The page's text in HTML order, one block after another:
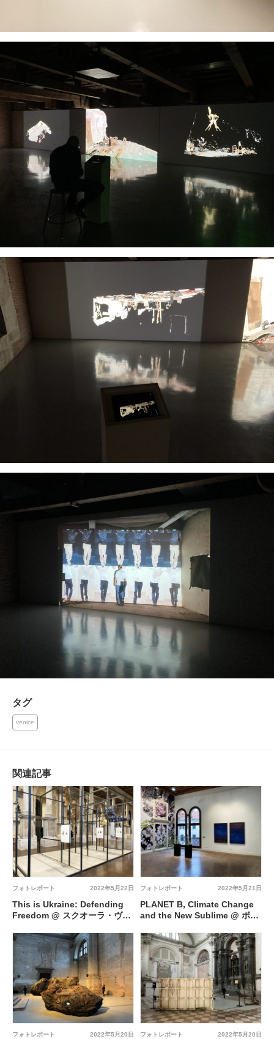
タグ
venice
関連記事
2022年5月22日
フォトレポート
This is Ukraine: Defending
Freedom @ スクオーラ・ヴェ
ィア
2022年5月21日
フォトレポート
PLANET B, Climate Change
and the New Sublime @ ボラ
2022年5月20日
フォトレポート 2022年5月20日
フォトレポート